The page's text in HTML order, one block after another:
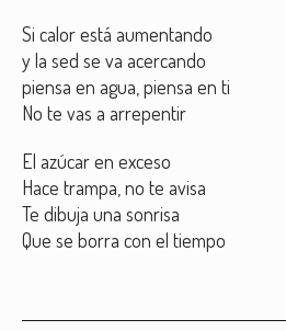
Si calor está aumentando
y la sed se va acercando
piensa en agua, piensa en ti
No te vas a arrepentir
El azúcar en exceso
Hace trampa, no te avisa
Te dibuja una sonrisa
Que se borra con el tiempo